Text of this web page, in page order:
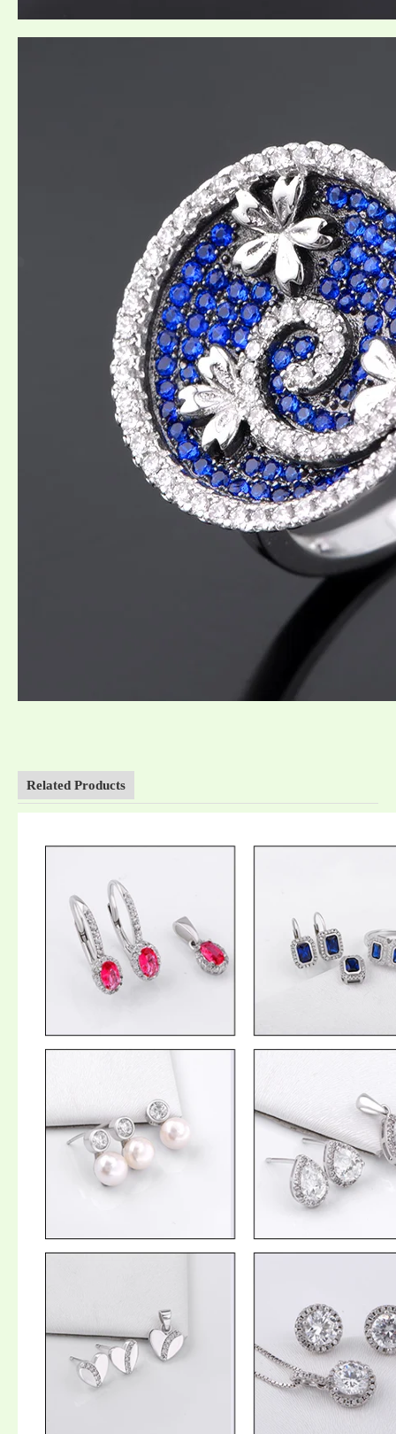
Related Products